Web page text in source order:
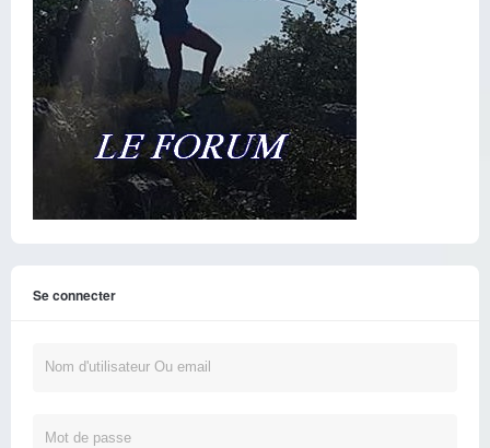
Se connecter